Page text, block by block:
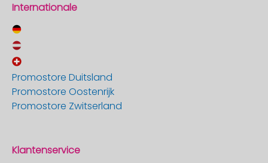
Internationale
Promostore Duitsland
Promostore Oostenrijk
Promostore Zwitserland
Klantenservice